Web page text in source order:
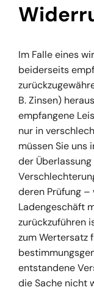
Im Falle eines
beiderseits
B. Zinsen)
empfangene
nur in
müssen Sie uns
der
deren Prüfung –
Ladengeschäft
zurückzuführen
zum Wertersatz
entstandene
die Sache nicht